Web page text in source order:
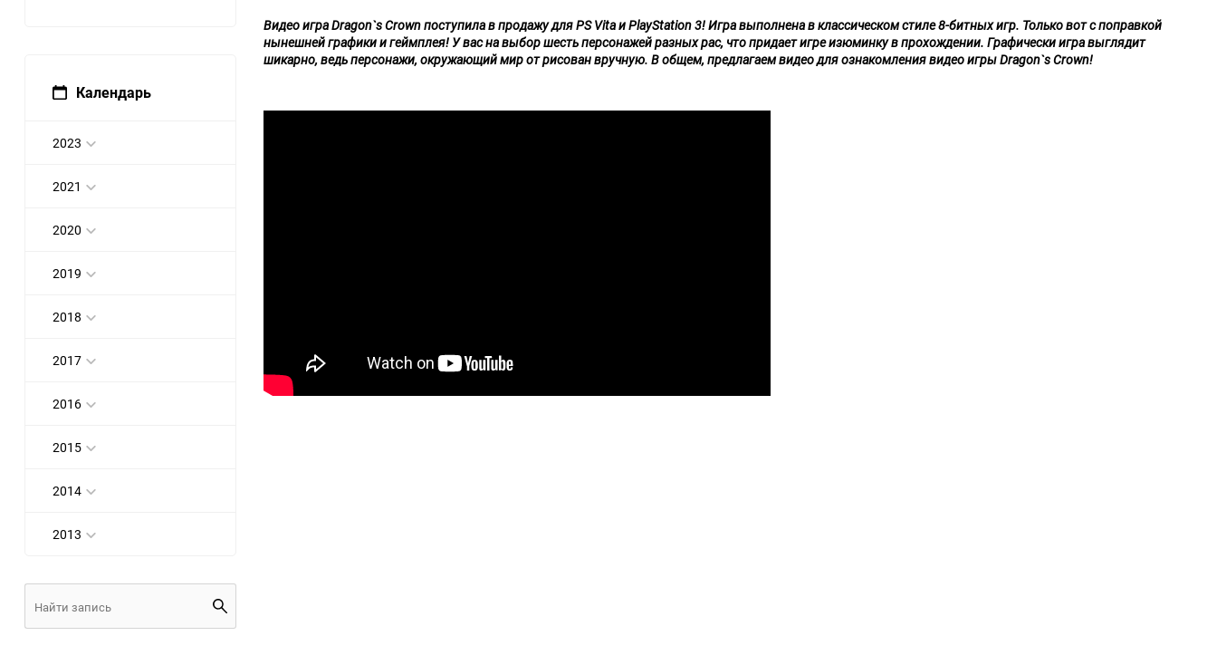
Календарь
2023
2021
2020
2019
2018
2017
2016
2015
2014
2013
Видео игра Dragon`s Crown поступила в продажу для PS Vita и PlayStation 3! Игра выполнена в классическом стиле 8-битных игр. Только вот с поправкой
нынешней графики и геймплея! У вас на выбор шесть персонажей разных рас, что придает игре изюминку в прохождении. Графически игра выглядит
шикарно, ведь персонажи, окружающий мир от рисован вручную. В общем, предлагаем видео для ознакомления видео игры Dragon`s Crown!